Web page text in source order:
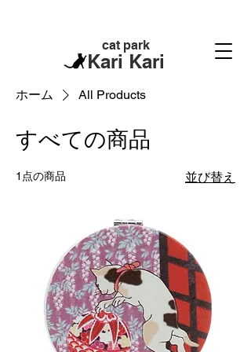
cat park
Kari Kari
ホーム All Products
すべての商品
1点の商品 並び替え